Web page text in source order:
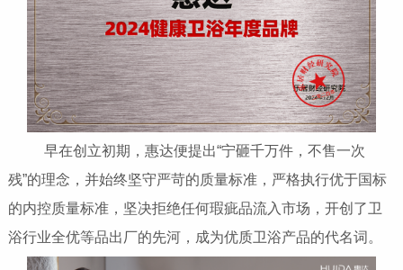
早在创立初期，惠达便提出“宁砸千万件，不售一次
残”的理念，并始终坚守严苛的质量标准，严格执行优于国标
的内控质量标准，坚决拒绝任何瑕疵品流入市场，开创了卫
浴行业全优等品出厂的先河，成为优质卫浴产品的代名词。